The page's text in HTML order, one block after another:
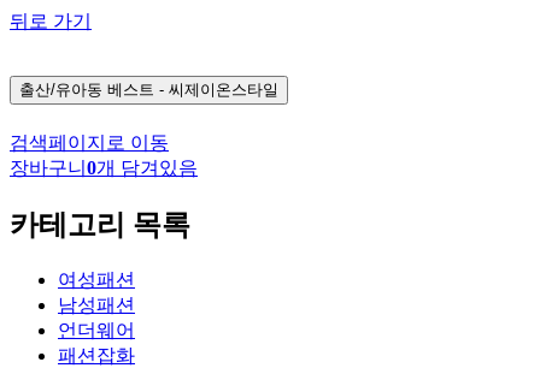
뒤로 가기
출산/유아동 베스트 - 씨제이온스타일
검색페이지로 이동
장바구니 0개 담겨있음
카테고리 목록
여성패션
남성패션
언더웨어
패션잡화